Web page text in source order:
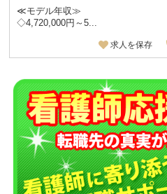
≪モデル年収≫
◇4,720,000円～5...
求人を保存